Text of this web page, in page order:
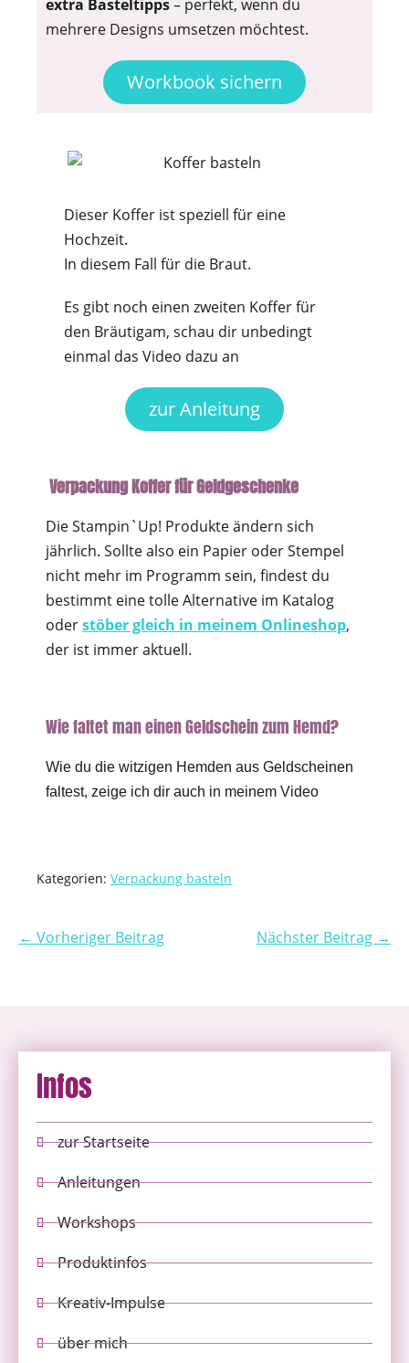
extra Basteltipps– perfekt, wenn du
mehrere Designs umsetzen möchtest.
Workbook sichern
Dieser Koffer ist speziell für eine
Hochzeit.
In diesem Fall für die Braut.
Es gibt noch einen zweiten Koffer für
den Bräutigam, schau dir unbedingt
einmal das Video dazu an
zur Anleitung
Verpackung Koffer für Geldgeschenke
Die Stampin`Up! Produkte ändern sich
jährlich. Sollte also ein Papier oder Stempel
nicht mehr im Programm sein, findest du
bestimmt eine tolle Alternative im Katalog
oderstöber gleich in meinem Onlineshop,
der ist immer aktuell.
Wie faltet man einen Geldschein zum Hemd?
Wie du die witzigen Hemden aus Geldscheinen
faltest, zeige ich dir auch in meinem Video
Kategorien: Verpackung basteln
← Vorheriger Beitrag Nächster Beitrag →
Infos
zur Startseite
Anleitungen
Workshops
Produktinfos
Kreativ-Impulse
über mich